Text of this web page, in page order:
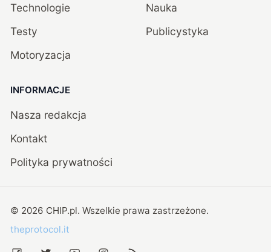
Technologie
Testy
Motoryzacja
Nauka
Publicystyka
INFORMACJE
Nasza redakcja
Kontakt
Polityka prywatności
© 2026 CHIP.pl. Wszelkie prawa zastrzeżone.
theprotocol.it